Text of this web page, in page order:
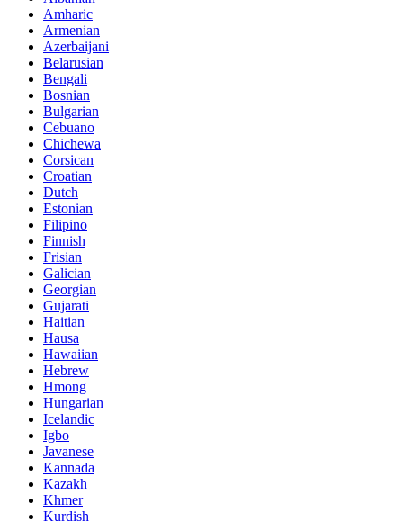
Amharic
Armenian
Azerbaijani
Belarusian
Bengali
Bosnian
Bulgarian
Cebuano
Chichewa
Corsican
Croatian
Dutch
Estonian
Filipino
Finnish
Frisian
Galician
Georgian
Gujarati
Haitian
Hausa
Hawaiian
Hebrew
Hmong
Hungarian
Icelandic
Igbo
Javanese
Kannada
Kazakh
Khmer
Kurdish